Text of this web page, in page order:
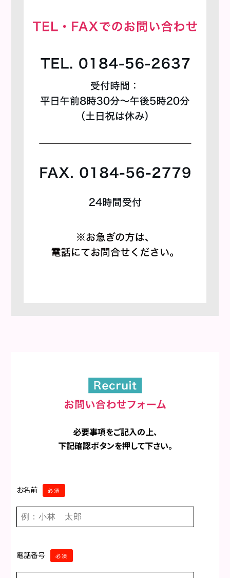
必要事項をご記入の上、
下記確認ボタンを押して下さい。
お名前 必須
電話番号 必須